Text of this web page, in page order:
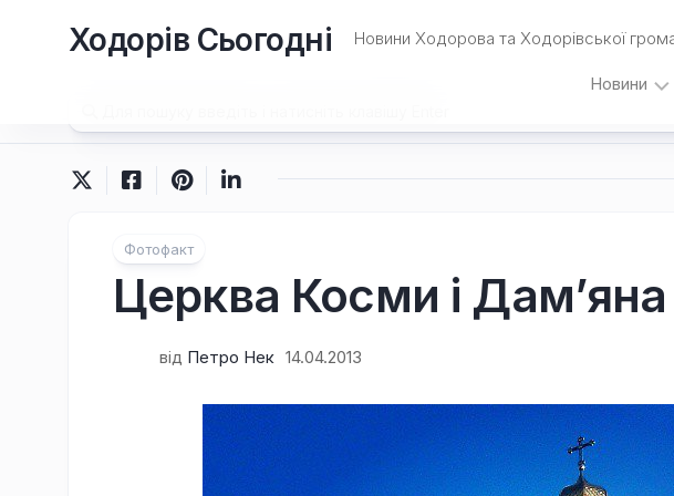
Ходорів Сьогодні Новини Ходорова та Ходорівської
Новини
Фотофакт
Церква Косми і Дам’яна
від Петро Нек 14.04.2013